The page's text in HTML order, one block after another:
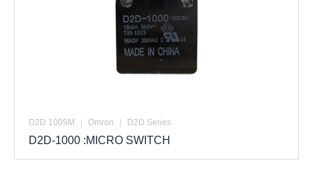
D2D 1009M Omron D2D Series
D2D-1000 :MICRO SWITCH